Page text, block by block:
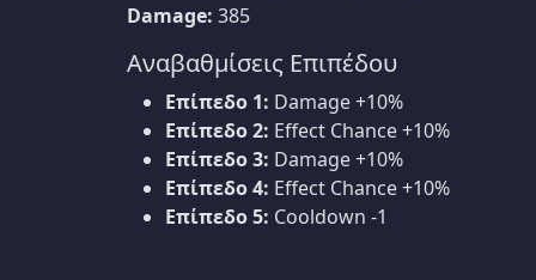
Damage: 385
Αναβαθμίσεις Επιπέδου
Επίπεδο 1: Damage +10%
Επίπεδο 2: Effect Chance +10%
Επίπεδο 3: Damage +10%
Επίπεδο 4: Effect Chance +10%
Επίπεδο 5: Cooldown -1